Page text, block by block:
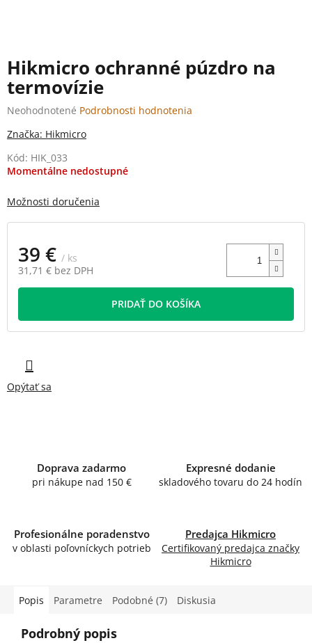
Hikmicro ochranné púzdro na
termovízie
Kód: HIK_033
Momentálne nedostupné
Možnosti doručenia
39 € / ks
31,71 € bez DPH
Jednotková
PRIDAŤ DO KOŠÍKA
Opýtať sa
Priemerné
produktu
0,0
z
hviezdičiek.
Neohodnotené Podrobnosti hodnotenia
Značka: Hikmicro
Doprava zadarmo
pri nákupe nad 150 €
Expresné dodanie
skladového tovaru do 24 hodín
Profesionálne poradenstvo
v oblasti poľovníckych potrieb
Predajca Hikmicro
Certifikovaný predajca značky
Hikmicro
Popis Parametre Podobné (7) Diskusia
Podrobný popis